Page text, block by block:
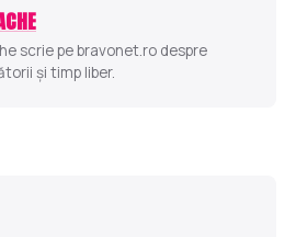
scrie pe bravonet.ro despre
și timp liber.